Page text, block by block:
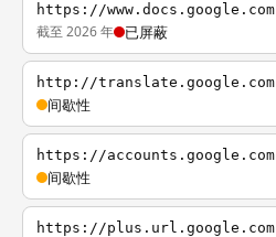
https://www.docs.google.com
截至 2026 年 已屏蔽
http://translate.google.com
间歇性
https://accounts.google.com
间歇性
https://plus.url.google.com